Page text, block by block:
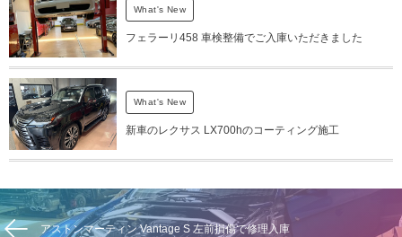
What's New
フェラーリ458 車検整備でご入庫いただきました
What's New
新車のレクサス LX700hのコーティング施工
アストンマーティン Vantage S 左前損傷で修理入庫